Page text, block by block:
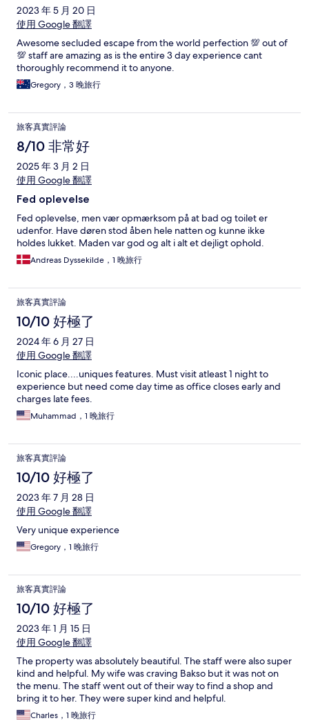
2023 年 5 月 20 日
使用 Google 翻譯
Awesome secluded escape from the world perfection 💯 out of
💯 staff are amazing as is the entire 3 day experience cant
thoroughly recommend it to anyone.
Gregory，3 晚旅行
旅客真實評論
8/10 非常好
2025 年 3 月 2 日
使用 Google 翻譯
Fed oplevelse
Fed oplevelse, men vær opmærksom på at bad og toilet er
udenfor. Have døren stod åben hele natten og kunne ikke
holdes lukket. Maden var god og alt i alt et dejligt ophold.
Andreas Dyssekilde，1 晚旅行
旅客真實評論
10/10 好極了
2024 年 6 月 27 日
使用 Google 翻譯
Iconic place....uniques features. Must visit atleast 1 night to
experience but need come day time as office closes early and
charges late fees.
Muhammad，1 晚旅行
旅客真實評論
10/10 好極了
2023 年 7 月 28 日
使用 Google 翻譯
Very unique experience
Gregory，1 晚旅行
旅客真實評論
10/10 好極了
2023 年 1 月 15 日
使用 Google 翻譯
The property was absolutely beautiful. The staff were also super
kind and helpful. My wife was craving Bakso but it was not on
the menu. The staff went out of their way to find a shop and
bring it to her. They were super kind and helpful.
Charles，1 晚旅行